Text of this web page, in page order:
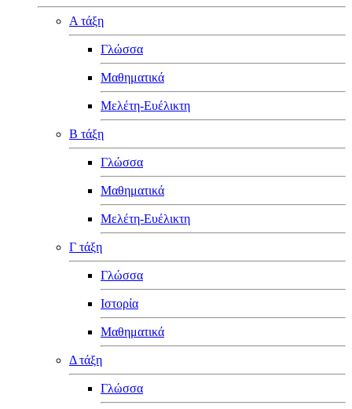
Α τάξη
Γλώσσα
Μαθηματικά
Μελέτη-Ευέλικτη
Β τάξη
Γλώσσα
Μαθηματικά
Μελέτη-Ευέλικτη
Γ τάξη
Γλώσσα
Ιστορία
Μαθηματικά
Δ τάξη
Γλώσσα